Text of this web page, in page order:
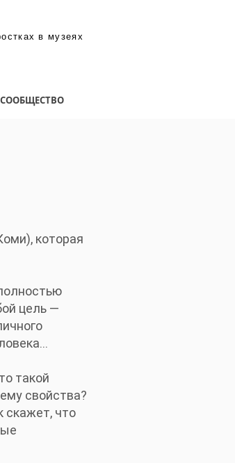
в музеях
СООБЩЕСТВО
которая
цель —
такой
свойства?
скажет, что